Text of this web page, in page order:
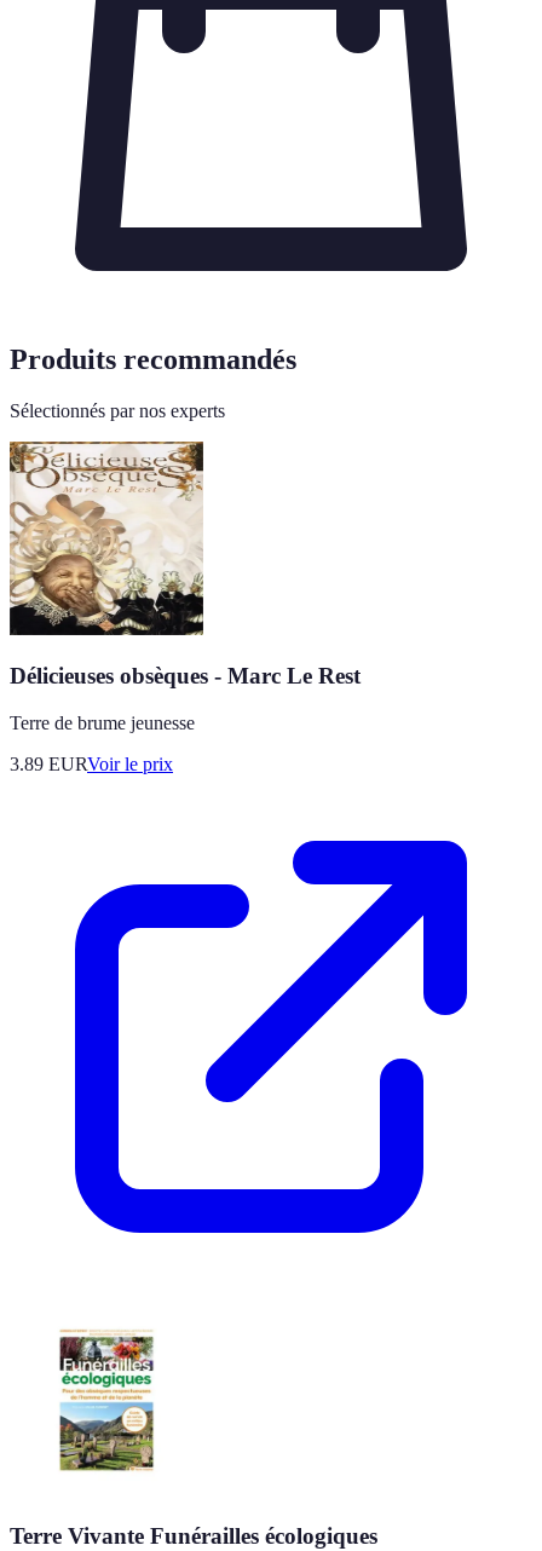
Produits recommandés
Sélectionnés par nos experts
Délicieuses obsèques - Marc Le Rest
Terre de brume jeunesse
3.89 EURVoir le prix
Terre Vivante Funérailles écologiques